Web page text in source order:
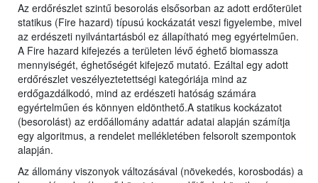
Az erdőrészlet szintű besorolás elsősorban az adott erdőterület
statikus (Fire hazard) típusú kockázatát veszi figyelembe, mivel
az erdészeti nyilvántartásból ez állapítható meg egyértelműen.
A Fire hazard kifejezés a területen lévő éghető biomassza
mennyiségét, éghetőségét kifejező mutató. Ezáltal egy adott
erdőrészlet veszélyeztetettségi kategóriája mind az
erdőgazdálkodó, mind az erdészeti hatóság számára
egyértelműen és könnyen eldönthető.A statikus kockázatot
(besorolást) az erdőállomány adattár adatai alapján számítja
egy algoritmus, a rendelet mellékletében felsorolt szempontok
alapján.
Az állomány viszonyok változásával (növekedés, korosbodás) a